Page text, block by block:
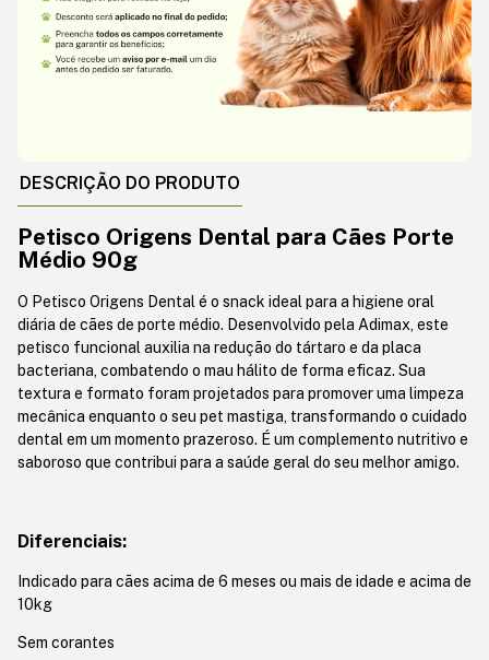
DESCRIÇÃO DO PRODUTO
Petisco Origens Dental para Cães Porte
Médio 90g
O Petisco Origens Dental é o snack ideal para a higiene oral
diária de cães de porte médio. Desenvolvido pela Adimax, este
petisco funcional auxilia na redução do tártaro e da placa
bacteriana, combatendo o mau hálito de forma eficaz. Sua
textura e formato foram projetados para promover uma limpeza
mecânica enquanto o seu pet mastiga, transformando o cuidado
dental em um momento prazeroso. É um complemento nutritivo e
saboroso que contribui para a saúde geral do seu melhor amigo.
Diferenciais:
Indicado para cães acima de 6 meses ou mais de idade e acima de
10kg
Sem corantes